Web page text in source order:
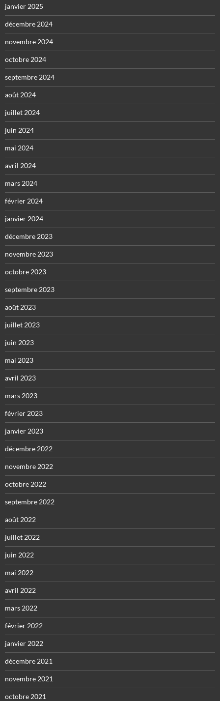
janvier 2025
décembre 2024
novembre 2024
octobre 2024
septembre 2024
août 2024
juillet 2024
juin 2024
mai 2024
avril 2024
mars 2024
février 2024
janvier 2024
décembre 2023
novembre 2023
octobre 2023
septembre 2023
août 2023
juillet 2023
juin 2023
mai 2023
avril 2023
mars 2023
février 2023
janvier 2023
décembre 2022
novembre 2022
octobre 2022
septembre 2022
août 2022
juillet 2022
juin 2022
mai 2022
avril 2022
mars 2022
février 2022
janvier 2022
décembre 2021
novembre 2021
octobre 2021